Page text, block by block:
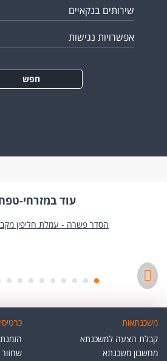
שירותים בנקאיים
אפשרויות נגישות
חפש
עוד במזרחי-
חוק שכר שווה לעובדת
משכנתאות
קבלת הצעה למשכנתא
מחשבון משכנתא
שחזור